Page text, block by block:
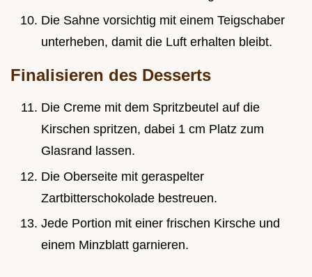
Die Sahne vorsichtig mit einem Teigschaber
unterheben, damit die Luft erhalten bleibt.
Finalisieren des Desserts
Die Creme mit dem Spritzbeutel auf die
Kirschen spritzen, dabei 1 cm Platz zum
Glasrand lassen.
Die Oberseite mit geraspelter
Zartbitterschokolade bestreuen.
Jede Portion mit einer frischen Kirsche und
einem Minzblatt garnieren.